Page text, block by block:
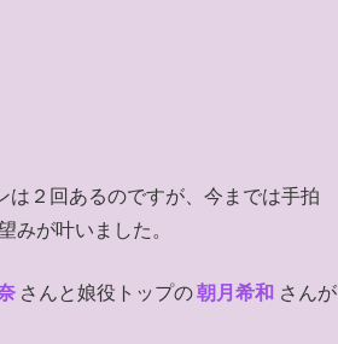
は２回あるのですが、今までは手拍
が叶いました。
さんと娘役トップの朝月希和 さんが